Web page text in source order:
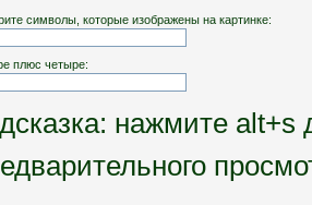
символы, которые изображены на картинке:
плюс четыре:
нажмите alt+s